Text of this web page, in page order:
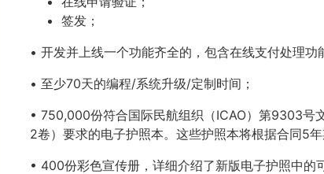
签发；
• 开发并上线一个功能齐全的，包含在线支付处理功
• 至少70天的编程/系统升级/定制时间；
• 750,000份符合国际民航组织（ICAO）第9303号
2卷）要求的电子护照本。这些护照本将根据合同5
• 400份彩色宣传册，详细介绍了新版电子护照中的